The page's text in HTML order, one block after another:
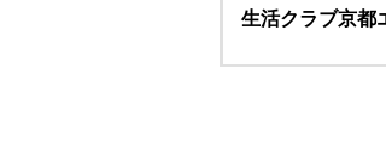
生活クラブ京都